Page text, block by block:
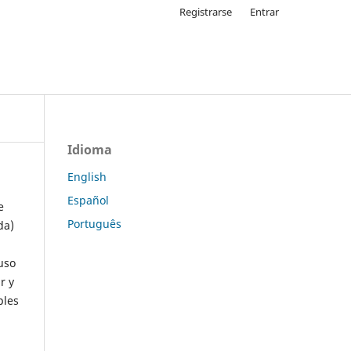
Registrarse Entrar
y
Idioma
English
Español
Português